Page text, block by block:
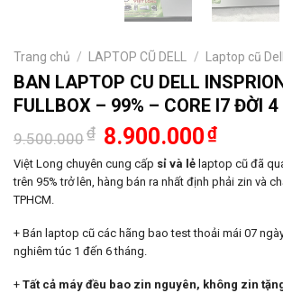
Trang chủ / LAPTOP CŨ DELL / Laptop cũ
BAN LAPTOP CU DELL
FULLBOX – 99% – CORE I7 ĐỜI
9.500.000₫ Giá
gốc
là:
9.500.000₫.
8.900.000₫Giá
tại
là:
Việt Long chuyên cung cấp sỉ và lẻ laptop cũ đã
trên 95% trở lên, hàng bán ra nhất định phải zin và
TPHCM.
+ Bán laptop cũ các hãng bao test thoải mái 07
nghiêm túc 1 đến 6 tháng.
+ Tất cả máy đều bao zin nguyên, không zin